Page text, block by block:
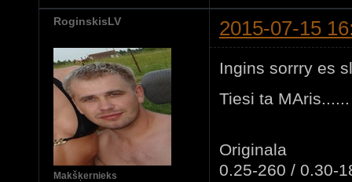
RoginskisLV 2015-07-15
Makšķernieks
Ingins sorrry es
Tiesi ta MAris......
Originala
0.25-260 / 0.30-